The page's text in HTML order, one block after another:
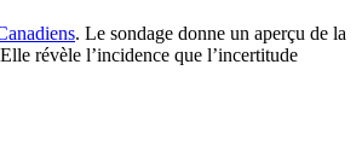
. Le sondage donne un aperçu de la
révèle l’incidence que l’incertitude